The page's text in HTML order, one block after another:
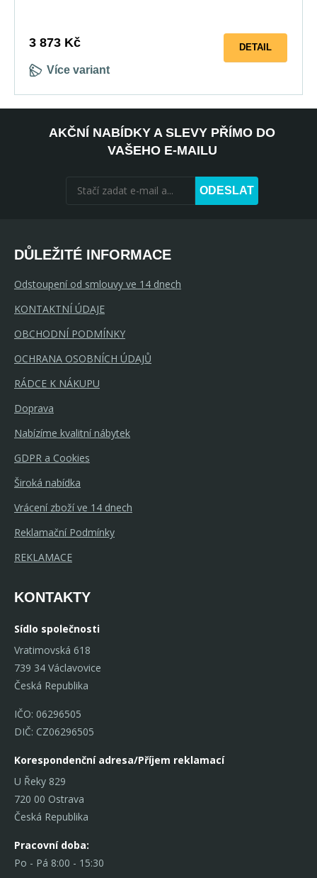
3 873 Kč
Více variant
DETAIL
AKČNÍ NABÍDKY A SLEVY PŘÍMO DO
VAŠEHO E-MAILU
ODESLAT
DŮLEŽITÉ INFORMACE
Odstoupení od smlouvy ve 14 dnech
KONTAKTNÍ ÚDAJE
OBCHODNÍ PODMÍNKY
OCHRANA OSOBNÍCH ÚDAJŮ
RÁDCE K NÁKUPU
Doprava
Nabízíme kvalitní nábytek
GDPR a Cookies
Široká nabídka
Vrácení zboží ve 14 dnech
Reklamační Podmínky
REKLAMACE
KONTAKTY
Sídlo společnosti
Vratimovská 618
739 34 Václavovice
Česká Republika
IČO: 06296505
DIČ: CZ06296505
Korespondenční adresa/Příjem reklamací
U Řeky 829
720 00 Ostrava
Česká Republika
Pracovní doba:
Po - Pá 8:00 - 15:30